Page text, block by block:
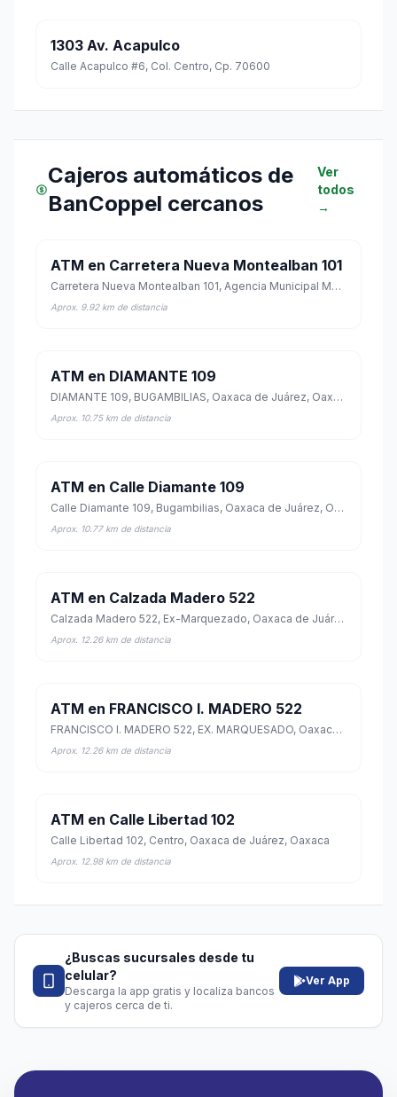
1303 Av. Acapulco
Calle Acapulco #6, Col. Centro, Cp. 70600
Cajeros automáticos de
BanCoppel cercanos
Ver
todos
→
ATM en Carretera Nueva Montealban 101
Carretera Nueva Montealban 101, Agencia Municipal Montoya, Oaxaca de Juárez, Oaxaca
Aprox. 9.92 km de distancia
ATM en DIAMANTE 109
DIAMANTE 109, BUGAMBILIAS, Oaxaca de Juárez, Oaxaca
Aprox. 10.75 km de distancia
ATM en Calle Diamante 109
Calle Diamante 109, Bugambilias, Oaxaca de Juárez, Oaxaca
Aprox. 10.77 km de distancia
ATM en Calzada Madero 522
Calzada Madero 522, Ex-Marquezado, Oaxaca de Juárez, Oaxaca
Aprox. 12.26 km de distancia
ATM en FRANCISCO I. MADERO 522
FRANCISCO I. MADERO 522, EX. MARQUESADO, Oaxaca de Juárez, Oaxaca
Aprox. 12.26 km de distancia
ATM en Calle Libertad 102
Calle Libertad 102, Centro, Oaxaca de Juárez, Oaxaca
Aprox. 12.98 km de distancia
¿Buscas sucursales desde tu
celular?
Descarga la app gratis y localiza bancos
y cajeros cerca de ti.
Ver App